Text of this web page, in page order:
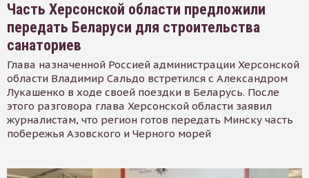
Часть Херсонской области предложили
передать Беларуси для строительства
санаториев
Глава назначенной Россией администрации Херсонской
области Владимир Сальдо встретился с Александром
Лукашенко в ходе своей поездки в Беларусь. После
этого разговора глава Херсонской области заявил
журналистам, что регион готов передать Минску часть
побережья Азовского и Черного морей